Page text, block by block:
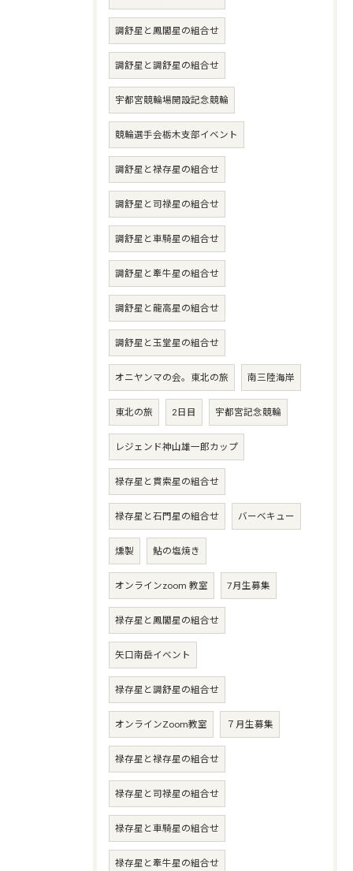
調舒星と鳳閣星の組合せ
調舒星と調舒星の組合せ
宇都宮競輪場開設記念競輪
競輪選手会栃木支部イベント
調舒星と禄存星の組合せ
調舒星と司禄星の組合せ
調舒星と車騎星の組合せ
調舒星と牽牛星の組合せ
調舒星と龍高星の組合せ
調舒星と玉堂星の組合せ
オニヤンマの会。東北の旅 南三陸海岸
東北の旅 2日目 宇都宮記念競輪
レジェンド神山雄一郎カップ
禄存星と貫索星の組合せ
禄存星と石門星の組合せ バーベキュー
燻製 鮎の塩焼き
オンラインzoom 教室 7月生募集
禄存星と鳳閣星の組合せ
矢口南岳イベント
禄存星と調舒星の組合せ
オンラインZoom教室 ７月生募集
禄存星と禄存星の組合せ
禄存星と司禄星の組合せ
禄存星と車騎星の組合せ
禄存星と牽牛星の組合せ